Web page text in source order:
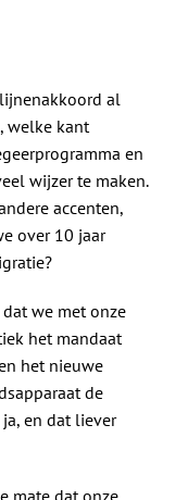
al
welke kant
en
wijzer te maken.
accenten,
over 10 jaar
we met onze
het mandaat
het nieuwe
de
en dat liever
mate dat onze